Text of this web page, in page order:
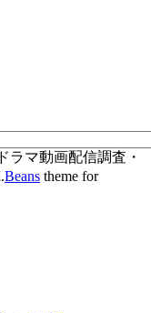
ラマ動画配信調査・
Beans theme for